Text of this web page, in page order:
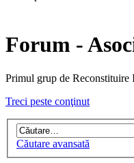
Forum -
Primul grup de
Treci peste conţinut
Căutare avansată